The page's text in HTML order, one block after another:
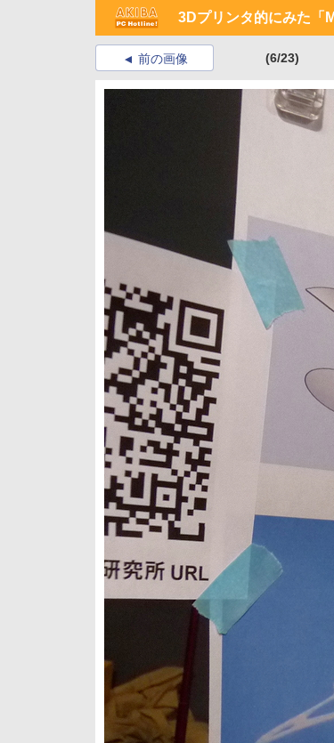
3Dプリンタ的にみた「
前の画像 (6/23)